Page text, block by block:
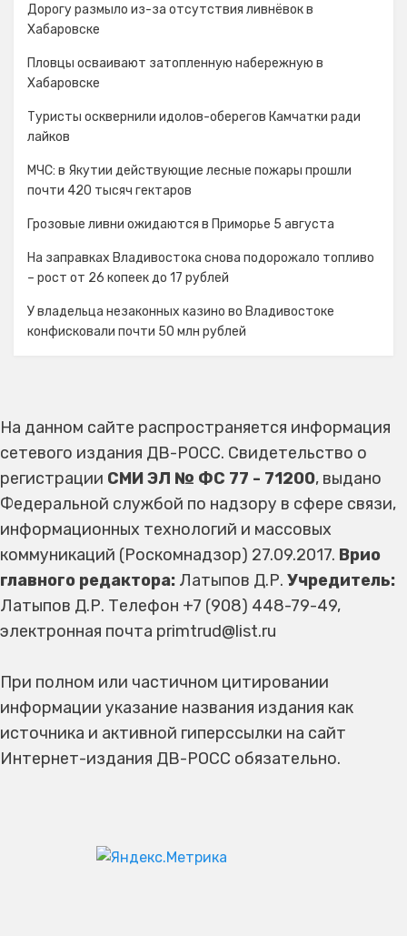
Дорогу размыло из-за отсутствия ливнёвок в
Хабаровске
Пловцы осваивают затопленную набережную в
Хабаровске
Туристы осквернили идолов-оберегов Камчатки ради
лайков
МЧС: в Якутии действующие лесные пожары прошли
почти 420 тысяч гектаров
Грозовые ливни ожидаются в Приморье 5 августа
На заправках Владивостока снова подорожало топливо
– рост от 26 копеек до 17 рублей
У владельца незаконных казино во Владивостоке
конфисковали почти 50 млн рублей
На данном сайте распространяется информация
сетевого издания ДВ-РОСС. Свидетельство о
регистрации СМИ ЭЛ № ФС 77 - 71200, выдано
Федеральной службой по надзору в сфере связи,
информационных технологий и массовых
коммуникаций (Роскомнадзор) 27.09.2017. Врио
главного редактора: Латыпов Д.Р. Учредитель:
Латыпов Д.Р. Телефон +7 (908) 448-79-49,
электронная почта primtrud@list.ru
При полном или частичном цитировании
информации указание названия издания как
источника и активной гиперссылки на сайт
Интернет-издания ДВ-РОСС обязательно.